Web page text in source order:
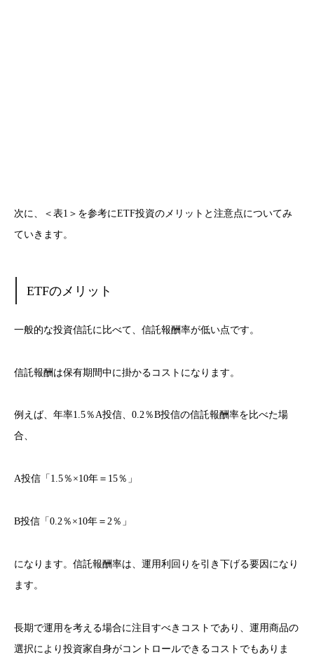
次に、＜表1＞を参考にETF投資のメリットと注意点についてみ
ていきます。
ETFのメリット
一般的な投資信託に比べて、信託報酬率が低い点です。
信託報酬は保有期間中に掛かるコストになります。
例えば、年率1.5％A投信、0.2％B投信の信託報酬率を比べた場
合、
A投信「1.5％×10年＝15％」
B投信「0.2％×10年＝2％」
になります。信託報酬率は、運用利回りを引き下げる要因になり
ます。
長期で運用を考える場合に注目すべきコストであり、運用商品の
選択により投資家自身がコントロールできるコストでもありま